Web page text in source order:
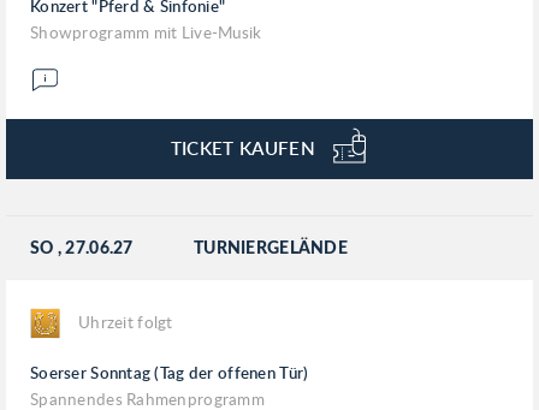
Konzert "Pferd & Sinfonie"
Showprogramm mit Live-Musik
TICKET KAUFEN
SO , 27.06.27 TURNIERGELÄNDE
Uhrzeit folgt
Soerser Sonntag (Tag der offenen Tür)
Spannendes Rahmenprogramm